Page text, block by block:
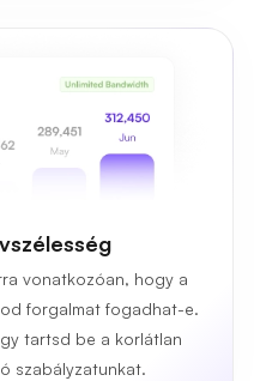
vonatkozóan, hogy a
forgalmat fogadhat-e.
tartsd be a korlátlan
szabályzatunkat.